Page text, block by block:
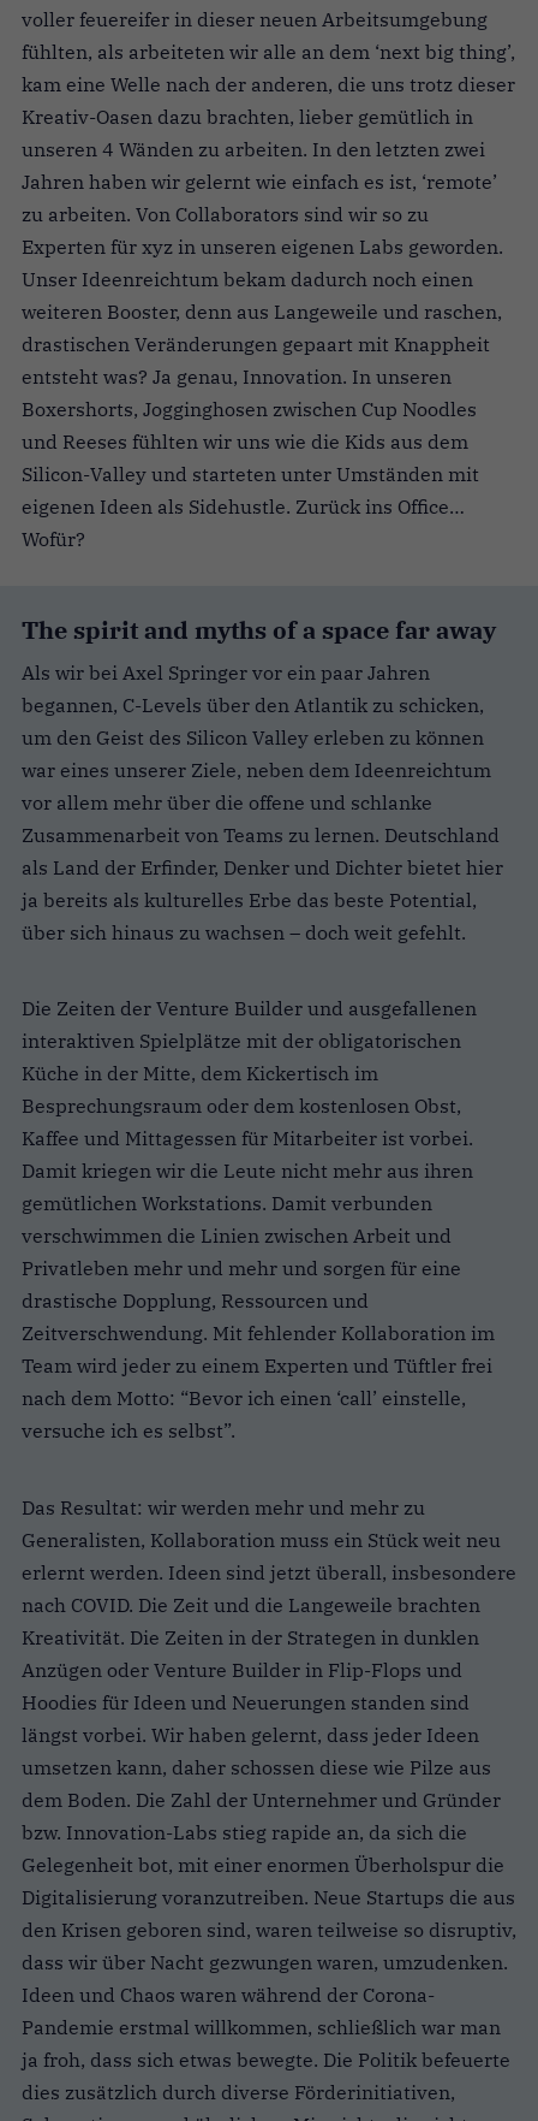
voller feuereifer in dieser neuen Arbeitsumgebung
fühlten, als arbeiteten wir alle an dem ‘next big thing’,
kam eine Welle nach der anderen, die uns trotz dieser
Kreativ-Oasen dazu brachten, lieber gemütlich in
unseren 4 Wänden zu arbeiten. In den letzten zwei
Jahren haben wir gelernt wie einfach es ist, ‘remote’
zu arbeiten. Von Collaborators sind wir so zu
Experten für xyz in unseren eigenen Labs geworden.
Unser Ideenreichtum bekam dadurch noch einen
weiteren Booster, denn aus Langeweile und raschen,
drastischen Veränderungen gepaart mit Knappheit
entsteht was? Ja genau, Innovation. In unseren
Boxershorts, Jogginghosen zwischen Cup Noodles
und Reeses fühlten wir uns wie die Kids aus dem
Silicon-Valley und starteten unter Umständen mit
eigenen Ideen als Sidehustle. Zurück ins Office…
Wofür?
The spirit and myths of a space far away
Als wir bei Axel Springer vor ein paar Jahren
begannen, C-Levels über den Atlantik zu schicken,
um den Geist des Silicon Valley erleben zu können
war eines unserer Ziele, neben dem Ideenreichtum
vor allem mehr über die offene und schlanke
Zusammenarbeit von Teams zu lernen. Deutschland
als Land der Erfinder, Denker und Dichter bietet hier
ja bereits als kulturelles Erbe das beste Potential,
über sich hinaus zu wachsen – doch weit gefehlt.
Die Zeiten der Venture Builder und ausgefallenen
interaktiven Spielplätze mit der obligatorischen
Küche in der Mitte, dem Kickertisch im
Besprechungsraum oder dem kostenlosen Obst,
Kaffee und Mittagessen für Mitarbeiter ist vorbei.
Damit kriegen wir die Leute nicht mehr aus ihren
gemütlichen Workstations. Damit verbunden
verschwimmen die Linien zwischen Arbeit und
Privatleben mehr und mehr und sorgen für eine
drastische Dopplung, Ressourcen und
Zeitverschwendung. Mit fehlender Kollaboration im
Team wird jeder zu einem Experten und Tüftler frei
nach dem Motto: “Bevor ich einen ‘call’ einstelle,
versuche ich es selbst”.
Das Resultat: wir werden mehr und mehr zu
Generalisten, Kollaboration muss ein Stück weit neu
erlernt werden. Ideen sind jetzt überall, insbesondere
nach COVID. Die Zeit und die Langeweile brachten
Kreativität. Die Zeiten in der Strategen in dunklen
Anzügen oder Venture Builder in Flip-Flops und
Hoodies für Ideen und Neuerungen standen sind
längst vorbei. Wir haben gelernt, dass jeder Ideen
umsetzen kann, daher schossen diese wie Pilze aus
dem Boden. Die Zahl der Unternehmer und Gründer
bzw. Innovation-Labs stieg rapide an, da sich die
Gelegenheit bot, mit einer enormen Überholspur die
Digitalisierung voranzutreiben. Neue Startups die aus
den Krisen geboren sind, waren teilweise so disruptiv,
dass wir über Nacht gezwungen waren, umzudenken.
Ideen und Chaos waren während der Corona-
Pandemie erstmal willkommen, schließlich war man
ja froh, dass sich etwas bewegte. Die Politik befeuerte
dies zusätzlich durch diverse Förderinitiativen,